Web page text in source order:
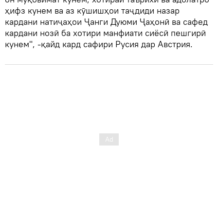
ҳифз кунем ва аз кӯшишҳои таҷдиди назар
кардани натиҷаҳои Ҷанги Дуюми Ҷаҳонӣ ва сафед
кардани нозӣ ба хотири манфиати сиёсӣ пешгирӣ
кунем", -қайд кард сафири Русия дар Австрия.